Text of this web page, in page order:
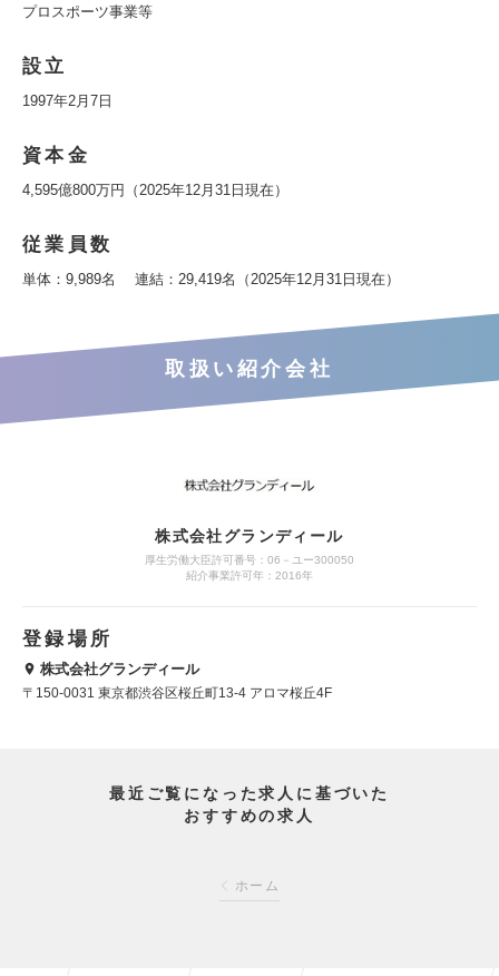
プロスポーツ事業等
設立
1997年2月7日
資本金
4,595億800万円（2025年12月31日現在）
従業員数
単体：9,989名 連結：29,419名（2025年12月31日現在）
取扱い紹介会社
株式会社グランディール
厚生労働大臣許可番号：06－ユー300050
紹介事業許可年：2016年
登録場所
株式会社グランディール
〒150-0031 東京都渋谷区桜丘町13-4 アロマ桜丘4F
最近ご覧になった求人に基づいた
おすすめの求人
ホーム